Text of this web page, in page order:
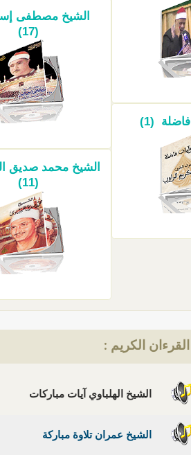
(1)
الشيخ مصطفى
(17)
الشيخ محمد صديق
(11)
الكريم :
الشيخ الهلباوي آيات مباركات
الشيخ عمران تلاوة مباركة